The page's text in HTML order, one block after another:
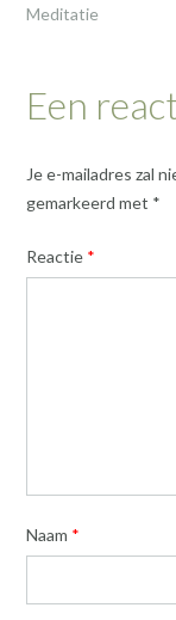
Meditatie
Een
Je e-mailadres zal
gemarkeerd met *
Reactie *
Naam *